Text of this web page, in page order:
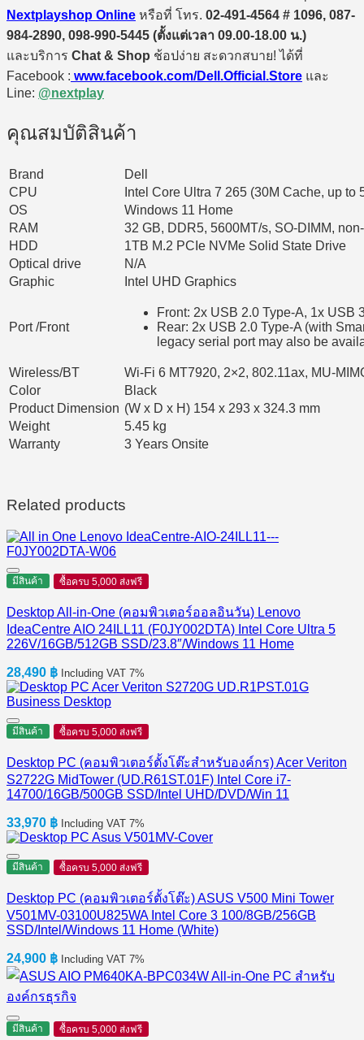
Nextplayshop Online หรือที่ โทร. 02-491-4564 # 1096, 087-
984-2890, 098-990-5445 (ตั้งแต่เวลา 09.00-18.00 น.)
และบริการ Chat & Shop ช้อปง่าย สะดวกสบาย! ได้ที่
Facebook : www.facebook.com/Dell.Official.Store และ
Line: @nextplay
คุณสมบัติสินค้า
Brand
Dell
CPU
Intel Core Ultra 7 265 (30M Cache, up to
OS
Windows 11 Home
RAM
32 GB, DDR5, 5600MT/s, SO-DIMM,
HDD
1TB M.2 PCIe NVMe Solid State Drive
Optical drive
N/A
Graphic
Intel UHD Graphics
Port /Front
Front: 2x USB 2.0 Type-A, 1x USB
Rear: 2x USB 2.0 Type-A (with
legacy serial port may also be
Wireless/BT
Wi-Fi 6 MT7920, 2×2, 802.11ax, MU-
Color
Black
Product Dimension (W x D x H) 154 x 293 x 324.3 mm
Weight
5.45 kg
Warranty
3 Years Onsite
Related products
มีสินค้า ซื้อครบ 5,000 ส่งฟรี
Desktop All-in-One (คอมพิวเตอร์ออลอินวัน) Lenovo
IdeaCentre AIO 24ILL11 (F0JY002DTA) Intel Core Ultra 5
226V/16GB/512GB SSD/23.8″/Windows 11 Home
28,490 ฿ Including VAT 7%
มีสินค้า ซื้อครบ 5,000 ส่งฟรี
Desktop PC (คอมพิวเตอร์ตั้งโต๊ะสำหรับองค์กร) Acer Veriton
S2722G MidTower (UD.R61ST.01F) Intel Core i7-
14700/16GB/500GB SSD/Intel UHD/DVD/Win 11
33,970 ฿ Including VAT 7%
มีสินค้า ซื้อครบ 5,000 ส่งฟรี
Desktop PC (คอมพิวเตอร์ตั้งโต๊ะ) ASUS V500 Mini Tower
V501MV-03100U825WA Intel Core 3 100/8GB/256GB
SSD/Intel/Windows 11 Home (White)
24,900 ฿ Including VAT 7%
มีสินค้า ซื้อครบ 5,000 ส่งฟรี